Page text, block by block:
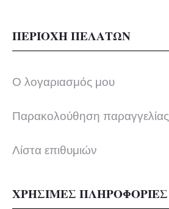
ΠΕΡΙΟΧΗ ΠΕΛΑΤΩΝ
Ο λογαριασμός μου
Παρακολούθηση παραγγελίας
Λίστα επιθυμιών
ΧΡΗΣΙΜΕΣ ΠΛΗΡΟΦΟΡΙΕΣ